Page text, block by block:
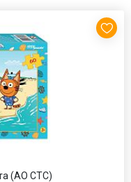
(АО СТС)